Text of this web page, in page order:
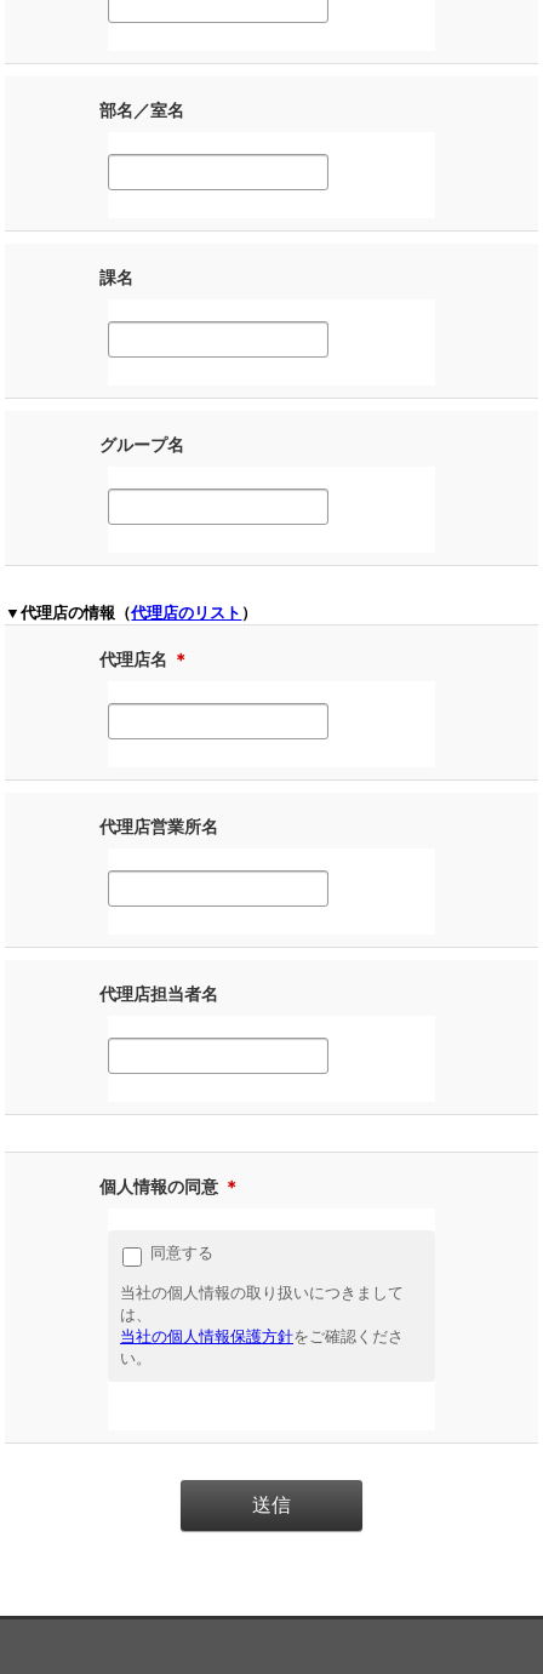
部名／室名
課名
グループ名
▼代理店の情報（代理店のリスト ）
代理店名 ＊
代理店営業所名
代理店担当者名
個人情報の同意 ＊
同意する
当社の個人情報の取り扱いにつきまして
は、
当社の個人情報保護方針をご確認くださ
い。